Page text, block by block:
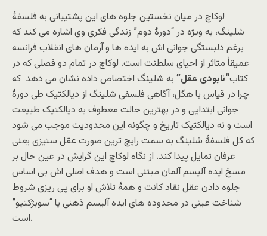
لوکاچ در میان نخستین جلوه های این پشتیبانی به فلسفۀ
شلینگ، به ویژه در “دورۀ دوم” زندگی فکری وی اشاره می کند که
برغم دلبستگی جوانی اش به ایده ها و آرمان های انقلاب فرانسه
عمیقاً متاثر از احیای سلطنت است. لوکاچ در تمام دو فصلی که در
کتاب“نابودی عقل” به شلینگ اختصاص داده نشان می دهد که
چرا در قیاس با هگل، آگاهی فلسفی شلینگ از دیالکتیک طی دورۀ
جوانی ابتدایی و در بهترین حالت معطوف به دیالکتیک طبیعت
است و نه دیالکتیک تاریخ و چگونه این محدودیت موجب می شود
که کل فلسفۀ شلینگ به سمت رایج ترین صورت عقل ستیزی یعنی
عرفان تمایل پیدا کند. از نگاه لوکاچ این گرایش در عین حال بر
مسخ ایده آلیسم آلمان مبتنی است و هدف اصلی اش بی اساس
جلوه دادن عقل نقاد کانت و همۀ تلاش او برای پی ریزی شروط
شناخت عینی در محدوده های ایده آلیسم ذهنی یا “سوبژکتیو”
است.